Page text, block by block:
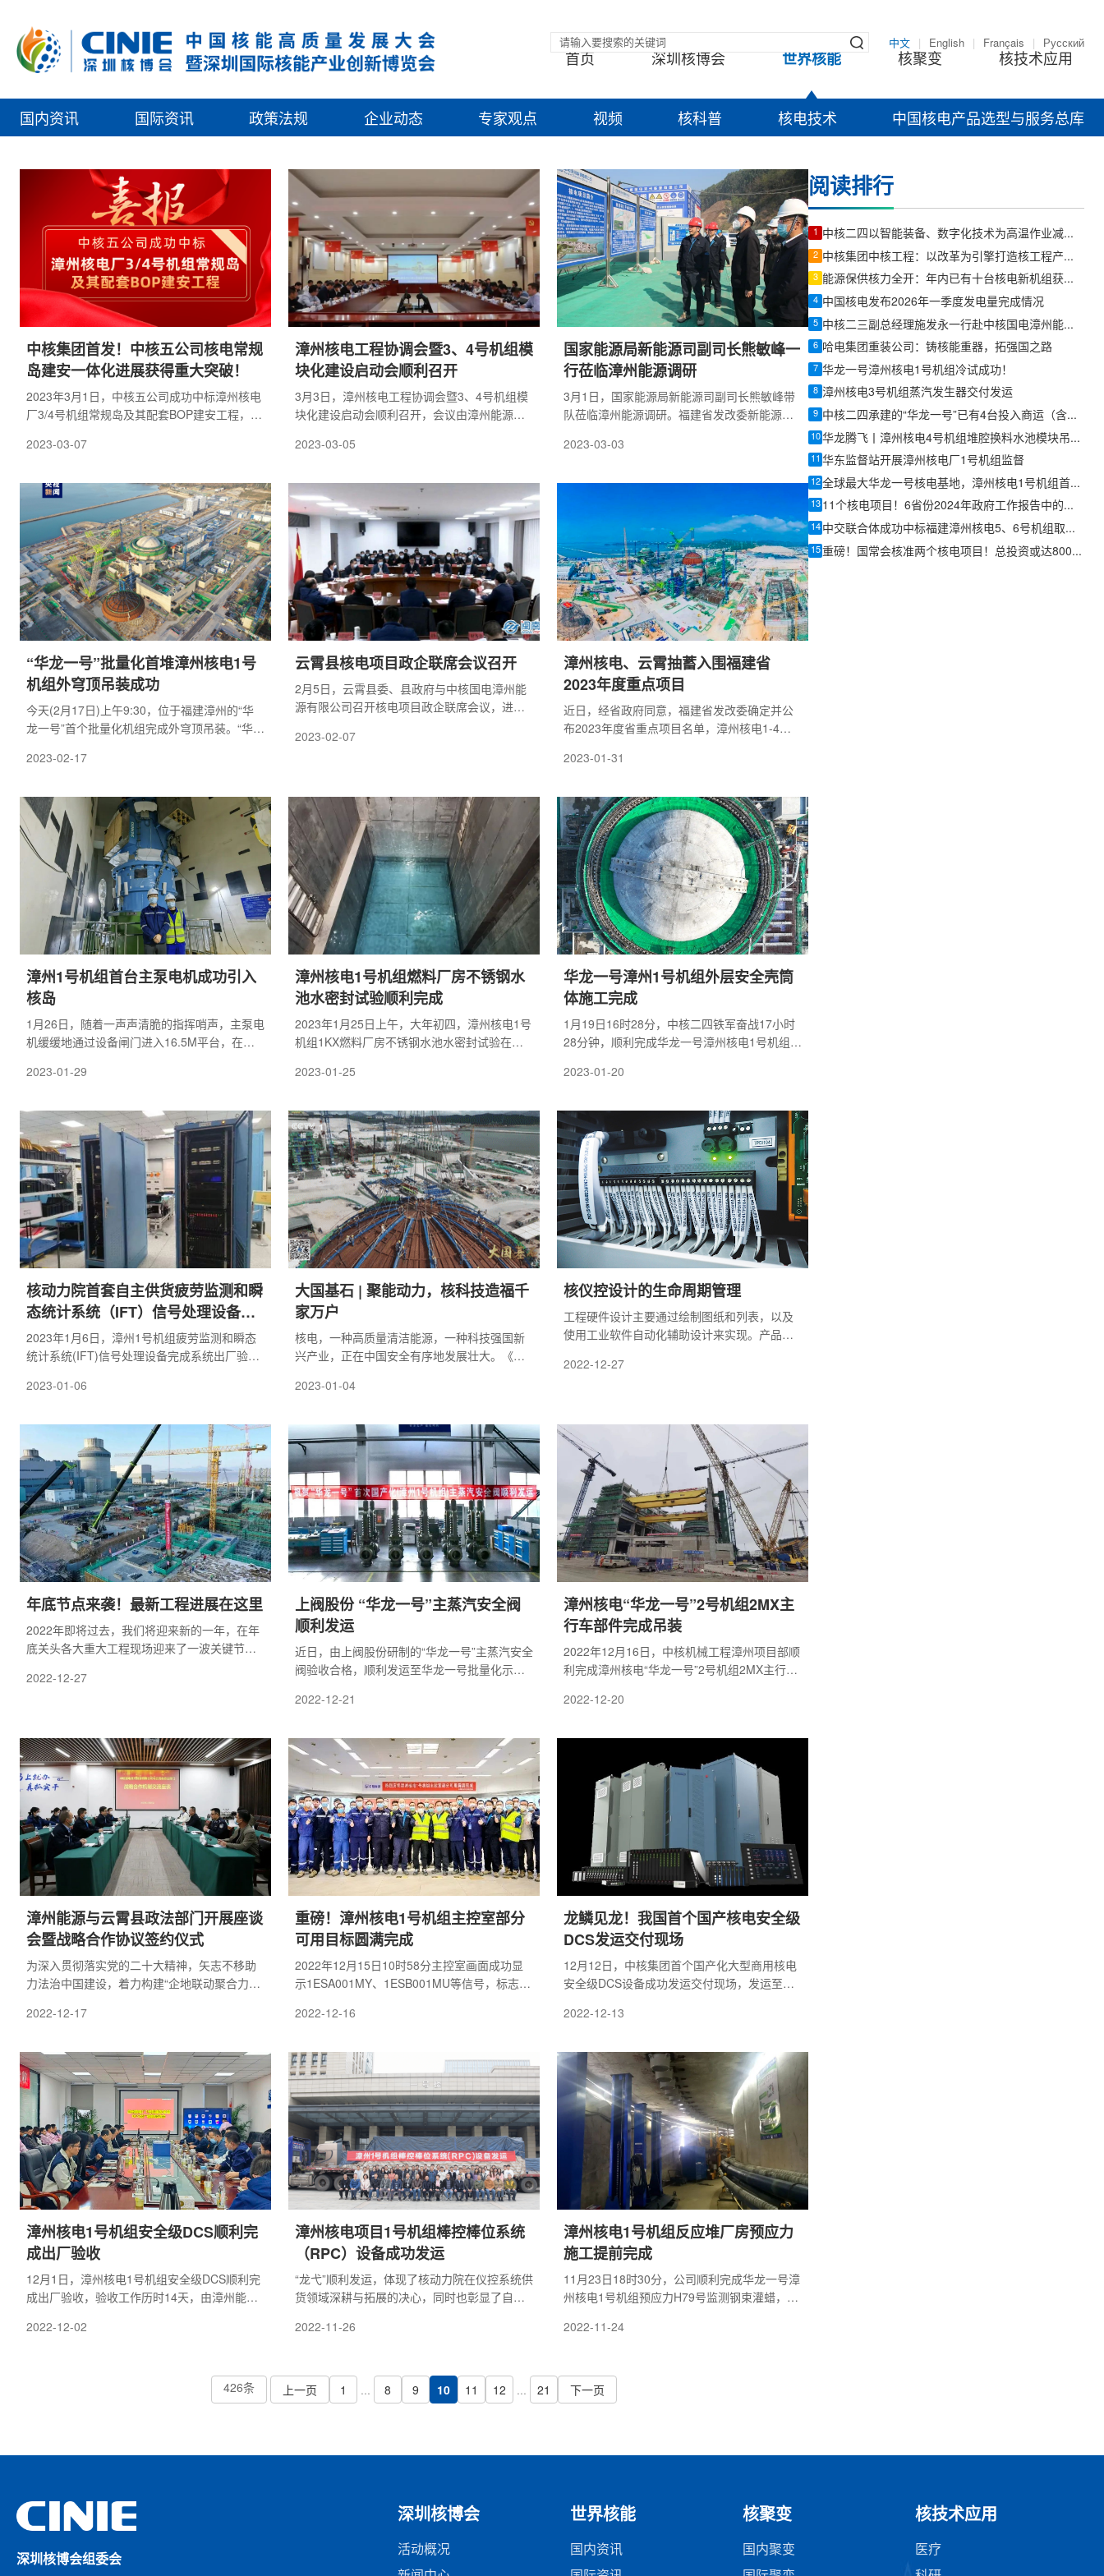
中文 English Français Русский
首页 深圳核博会 世界核能 核聚变 核技术应用
国内资讯 国际资讯 政策法规 企业动态 专家观点 视频 核科普 核电技术 中国核电产品选型与服务总库
中核集团首发！中核五公司核电常规
岛建安一体化进展获得重大突破！
2023年3月1日，中核五公司成功中标漳州核电
厂3/4号机组常规岛及其配套BOP建安工程，该
化施工的核电工程，也标志着公司在具备百万
的基础上，在百万机组常规岛建安一体化施工
能力打造方面，率先在中核集团内迈出了坚实
的一步。
2023-03-07
漳州核电工程协调会暨3、4号机组模
块化建设启动会顺利召开
3月3日，漳州核电工程协调会暨3、4号机组模
块化建设启动会顺利召开，会议由漳州能源总
中核咨询总会计师胡伟、中核二四董事长高宏
经理王贵洪、漳州能源工程总经理邹德麟、总
经理助理郭东利以及公司相关处室及各参建单
位项目主要管理人员参加本次会议。
2023-03-05
国家能源局新能源司副司长熊敏峰一
行莅临漳州能源调研
3月1日，国家能源局新能源司副司长熊敏峰带
队莅临漳州能源调研。福建省发改委新能源处
文，漳州市政协副主席、市发改委主任蔡兴
2023-03-03
“华龙一号”批量化首堆漳州核电1号
机组外穹顶吊装成功
今天(2月17日)上午9:30，位于福建漳州的“华
龙一号”首个批量化机组完成外穹顶吊装。“华龙
电技术，它的建设对我国实现由核电大国向核
2023-02-17
云霄县核电项目政企联席会议召开
2月5日，云霄县委、县政府与中核国电漳州能
源有限公司召开核电项目政企联席会议，进一
能，共同推进重点项目建设和推动地方经济社
陈国才，党委副书记、总经理宋丰伟参加会议
并讲话。
2023-02-07
漳州核电、云霄抽蓄入围福建省
2023年度重点项目
近日，经省政府同意，福建省发改委确定并公
布2023年度省重点项目名单，漳州核电1-4号
项目(能源)。
2023-01-31
漳州1号机组首台主泵电机成功引入
核岛
1月26日，随着一声声清脆的指挥哨声，主泵电
机缓缓地通过设备闸门进入16.5M平台，在此
顺利吊入1环泵房。至此，漳州项目首台主泵电
2023-01-29
漳州核电1号机组燃料厂房不锈钢水
池水密封试验顺利完成
2023年1月25日上午，大年初四，漳州核电1号
机组1KX燃料厂房不锈钢水池水密封试验在各
始排水，标志着持续15天的燃料厂房不锈钢水
2023-01-25
华龙一号漳州1号机组外层安全壳筒
体施工完成
1月19日16时28分，中核二四铁军奋战17小时
28分钟，顺利完成华龙一号漳州核电1号机组外
层安全壳筒体施工全部完成。
2023-01-20
核动力院首套自主供货疲劳监测和瞬
态统计系统（IFT）信号处理设备顺
利通过出厂验收
2023年1月6日，漳州1号机组疲劳监测和瞬态
统计系统(IFT)信号处理设备完成系统出厂验
采购部组织，中国核电漳州能源有限公司、漳
处理设备供货团队、设计所等相关单位参加了
验收工作。
2023-01-06
大国基石 | 聚能动力，核科技造福千
家万户
核电，一种高质量清洁能源，一种科技强国新
兴产业，正在中国安全有序地发展壮大。《聚
极限超能力。
2023-01-04
核仪控设计的生命周期管理
工程硬件设计主要通过绘制图纸和列表，以及
使用工业软件自动化辅助设计来实现。产品生
案，旨在在整个生命周期内优化产品和流程的
2022-12-27
年底节点来袭！最新工程进展在这里
2022年即将过去，我们将迎来新的一年，在年
底关头各大重大工程现场迎来了一波关键节
2022-12-27
上阀股份 “华龙一号”主蒸汽安全阀
顺利发运
近日，由上阀股份研制的“华龙一号”主蒸汽安全
阀验收合格，顺利发运至华龙一号批量化示范
2022-12-21
漳州核电“华龙一号”2号机组2MX主
行车部件完成吊装
2022年12月16日，中核机械工程漳州项目部顺
利完成漳州核电“华龙一号”2号机组2MX主行车
阶段。
2022-12-20
漳州能源与云霄县政法部门开展座谈
会暨战略合作协议签约仪式
为深入贯彻落实党的二十大精神，矢志不移助
力法治中国建设，着力构建“企地联动聚合力、
能源联合云霄县政法部门举办战略合作机制座
2022-12-17
重磅！漳州核电1号机组主控室部分
可用目标圆满完成
2022年12月15日10时58分主控室画面成功显
示1ESA001MY、1ESB001MU等信号，标志着
成，提前里程碑目标15天。
2022-12-16
龙鳞见龙！我国首个国产核电安全级
DCS发运交付现场
12月12日，中核集团首个国产化大型商用核电
安全级DCS设备成功发运交付现场，发运至华
这是中核集团自主研发的国产化“龙鳞”系统应用
确保供应链产业链完整安全具有重要意义。
2022-12-13
漳州核电1号机组安全级DCS顺利完
成出厂验收
12月1日，漳州核电1号机组安全级DCS顺利完
成出厂验收，验收工作历时14天，由漳州能
行本次验收活动。本次验收漳州能源设备采购
2022-12-02
漳州核电项目1号机组棒控棒位系统
（RPC）设备成功发运
“龙弋”顺利发运，体现了核动力院在仪控系统供
货领域深耕与拓展的决心，同时也彰显了自主
景。行百里路半九十，发运并不是终点，核动
力以赴，谱写华龙一号新的篇章。
2022-11-26
漳州核电1号机组反应堆厂房预应力
施工提前完成
11月23日18时30分，公司顺利完成华龙一号漳
州核电1号机组预应力H79号监测钢束灌蜡，标
整体工期目标奠定了坚实基础。
2022-11-24
426条 上一页 1 ... 8 9 10 11 12 ... 21 下一页
阅读排行
1 中核二四以智能装备、数字化技术为高温作业减负降温
2 中核集团中核工程：以改革为引擎打造核工程产业链“链长”
3 能源保供核力全开：年内已有十台核电新机组获批，十余年之最
4 中国核电发布2026年一季度发电量完成情况
5 中核二三副总经理施发永一行赴中核国电漳州能源有限公司交流拜访
6 哈电集团重装公司：铸核能重器，拓强国之路
7 华龙一号漳州核电1号机组冷试成功！
8 漳州核电3号机组蒸汽发生器交付发运
9 中核二四承建的“华龙一号”已有4台投入商运（含首堆）
10 华龙腾飞丨漳州核电4号机组堆腔换料水池模块吊装成功
11 华东监督站开展漳州核电厂1号机组监督
12 全球最大华龙一号核电基地，漳州核电1号机组首修完成成功并网
13 11个核电项目！6省份2024年政府工作报告中的核电规划！
14 中交联合体成功中标福建漳州核电5、6号机组取水围堰EPC工程
15 重磅！国常会核准两个核电项目！总投资或达800亿元！
深圳核博会组委会
深圳核博会
活动概况
世界核能
国内资讯
核聚变
国内聚变
核技术应用
医疗